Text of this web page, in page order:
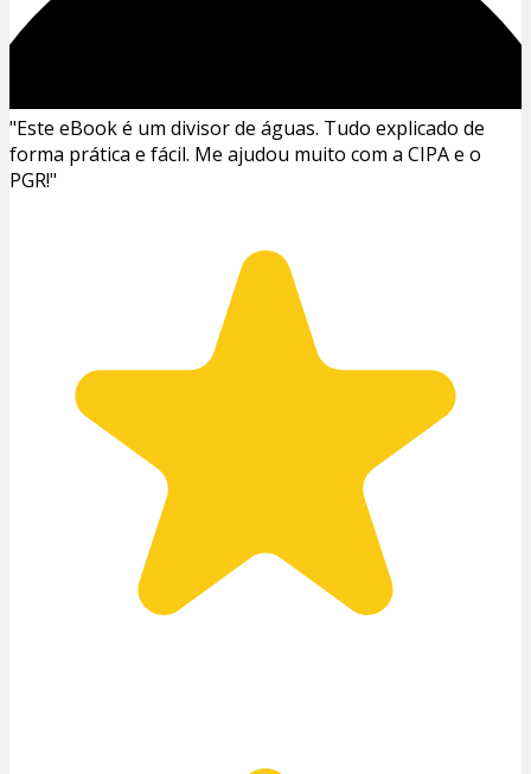
"Este eBook é um divisor de águas. Tudo explicado de
forma prática e fácil. Me ajudou muito com a CIPA e o
PGR!"